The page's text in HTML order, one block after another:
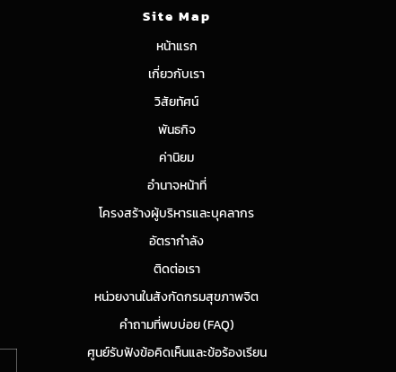
Site Map
หน้าแรก
เกี่ยวกับเรา
วิสัยทัศน์
พันธกิจ
ค่านิยม
อำนาจหน้าที่
โครงสร้างผู้บริหารและบุคลากร
อัตรากำลัง
ติดต่อเรา
หน่วยงานในสังกัดกรมสุขภาพจิต
คำถามที่พบบ่อย (FAQ)
ศูนย์รับฟังข้อคิดเห็นและข้อร้องเรียน